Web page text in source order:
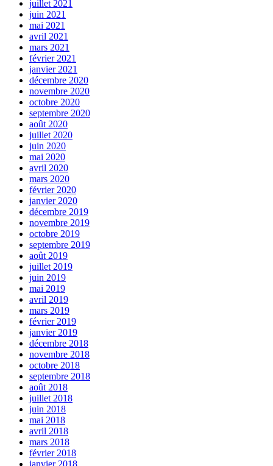
juillet 2021
juin 2021
mai 2021
avril 2021
mars 2021
février 2021
janvier 2021
décembre 2020
novembre 2020
octobre 2020
septembre 2020
août 2020
juillet 2020
juin 2020
mai 2020
avril 2020
mars 2020
février 2020
janvier 2020
décembre 2019
novembre 2019
octobre 2019
septembre 2019
août 2019
juillet 2019
juin 2019
mai 2019
avril 2019
mars 2019
février 2019
janvier 2019
décembre 2018
novembre 2018
octobre 2018
septembre 2018
août 2018
juillet 2018
juin 2018
mai 2018
avril 2018
mars 2018
février 2018
janvier 2018